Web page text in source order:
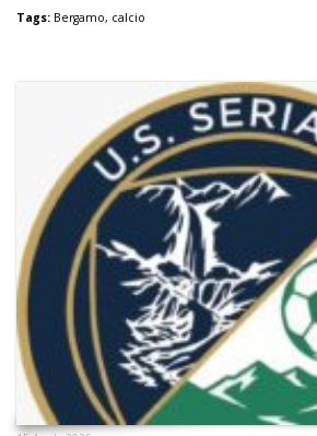
Tags: Bergamo, calcio